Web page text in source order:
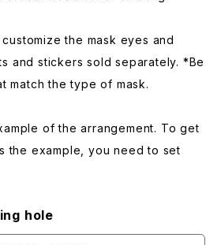
the mask eyes and
and stickers sold separately. *Be
match the type of mask.
of the arrangement. To get
the example, you need to set
hole